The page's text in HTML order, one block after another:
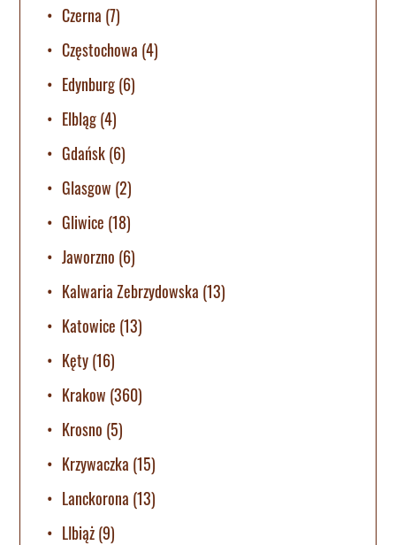
Czerna (7)
Częstochowa (4)
Edynburg(6)
Elbląg(4)
Gdańsk(6)
Glasgow (2)
Gliwice (18)
Jaworzno (6)
Kalwaria Zebrzydowska (13)
Katowice (13)
Kęty(16)
Krakow (360)
Krosno (5)
Krzywaczka (15)
Lanckorona (13)
LIbiąż(9)